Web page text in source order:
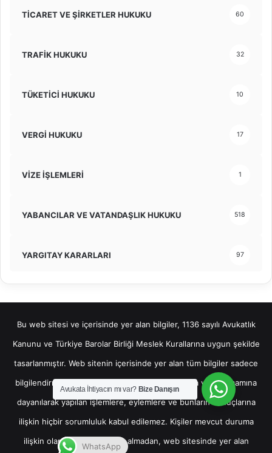
TİCARET VE ŞİRKETLER HUKUKU 60
TRAFİK HUKUKU 32
TÜKETİCİ HUKUKU 10
VERGİ HUKUKU 17
VİZE İŞLEMLERİ 1
YABANCILAR VE VATANDAŞLIK HUKUKU 518
YARGITAY KARARLARI 97
Bu web sitesi ve içerisinde yer alan bilgiler, 1136 sayılı Avukatlık
Kanunu ve Türkiye Barolar Birliği Meslek Kurallarına uygun şekilde
tasarlanmıştır. Web sitenin içerisinde yer alan tüm bilgiler sadece
bilgilendirme amaçlı olup, bu bilgilerin bir kısmına veya tamamına
dayanılarak yapılan işlemlere, eylemlere ve bunların sonuçlarına
ilişkin hiçbir sorumluluk kabul edilemez. Kişiler mevcut duruma
ilişkin olarak hukuki destek almadan, web sitesinde yer alan
Avukata İhtiyacın mı var? Bize Danışın
WhatsApp